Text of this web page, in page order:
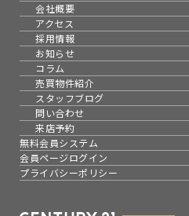
会社概要
アクセス
採用情報
お知らせ
コラム
売買物件紹介
スタッフブログ
問い合わせ
来店予約
無料会員システム
会員ページログイン
プライバシーポリシー